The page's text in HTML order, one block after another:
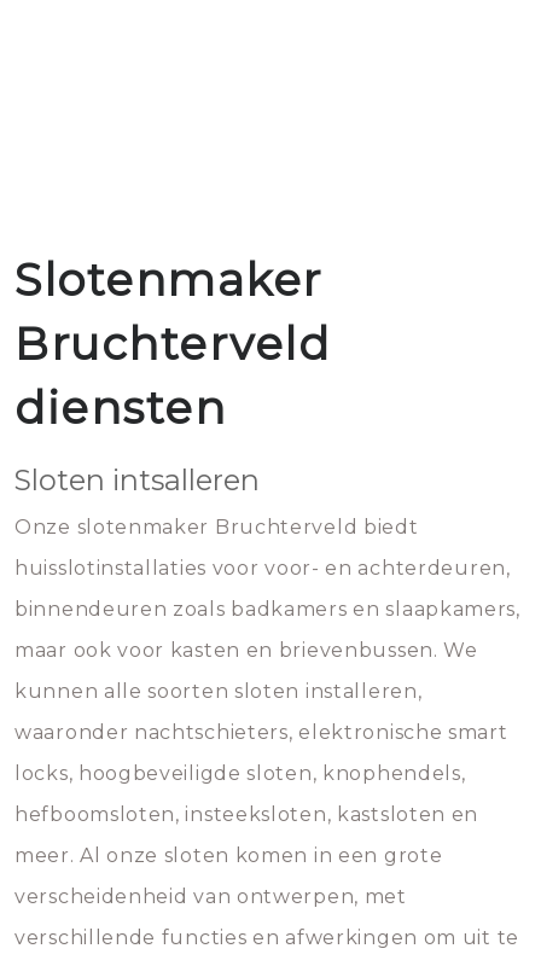
Slotenmaker
Bruchterveld
diensten
Sloten intsalleren
Onze slotenmaker Bruchterveld biedt
huisslotinstallaties voor voor- en achterdeuren,
binnendeuren zoals badkamers en slaapkamers,
maar ook voor kasten en brievenbussen. We
kunnen alle soorten sloten installeren,
waaronder nachtschieters, elektronische smart
locks, hoogbeveiligde sloten, knophendels,
hefboomsloten, insteeksloten, kastsloten en
meer. Al onze sloten komen in een grote
verscheidenheid van ontwerpen, met
verschillende functies en afwerkingen om uit te